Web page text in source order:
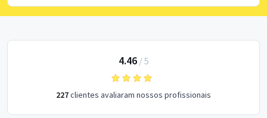
4.46/ 5
227clientes avaliaram nossos profissionais